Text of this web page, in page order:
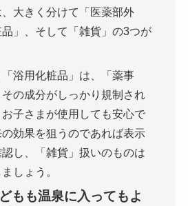
大きく分けて「医薬部外
」、そして「雑貨」の3つが
「浴用化粧品」は、「薬事
の成分がしっかり規制され
子さまが使用しても安心で
効果を狙うのであれば表示
し、「雑貨」扱いのものは
しょう。
もも温泉に入ってもよ